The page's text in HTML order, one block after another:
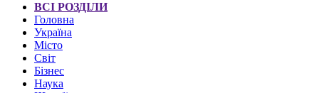
ВСІ РОЗДІЛИ
Головна
Україна
Місто
Світ
Бізнес
Наука